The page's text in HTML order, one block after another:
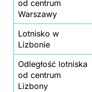
od centrum
Warszawy
Lotnisko w
Lizbonie
Odległość lotniska
od centrum
Lizbony